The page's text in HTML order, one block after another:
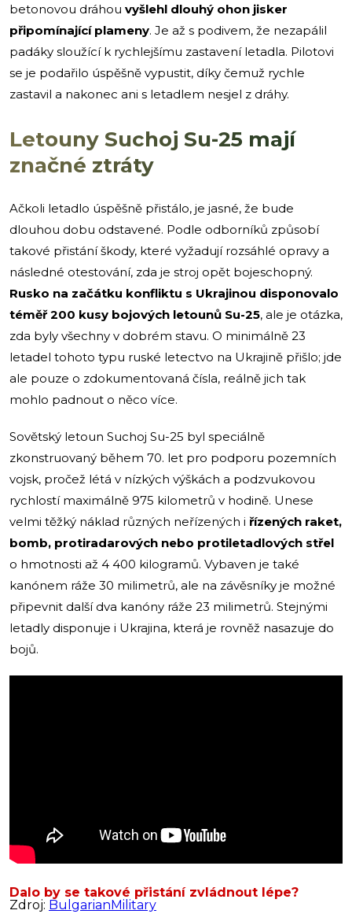
betonovou dráhou vyšlehl dlouhý ohon jisker
připomínající plameny. Je až s podivem, že nezapálil
padáky sloužící k rychlejšímu zastavení letadla. Pilotovi
se je podařilo úspěšně vypustit, díky čemuž rychle
zastavil a nakonec ani s letadlem nesjel z dráhy.
Letouny Suchoj Su-25 mají
značné ztráty
Ačkoli letadlo úspěšně přistálo, je jasné, že bude
dlouhou dobu odstavené. Podle odborníků způsobí
takové přistání škody, které vyžadují rozsáhlé opravy a
následné otestování, zda je stroj opět bojeschopný.
Rusko na začátku konfliktu s Ukrajinou disponovalo
téměř 200 kusy bojových letounů Su-25, ale je otázka,
zda byly všechny v dobrém stavu. O minimálně 23
letadel tohoto typu ruské letectvo na Ukrajině přišlo; jde
ale pouze o zdokumentovaná čísla, reálně jich tak
mohlo padnout o něco více.
Sovětský letoun Suchoj Su-25 byl speciálně
zkonstruovaný během 70. let pro podporu pozemních
vojsk, pročež létá v nízkých výškách a podzvukovou
rychlostí maximálně 975 kilometrů v hodině. Unese
velmi těžký náklad různých neřízených i řízených raket,
bomb, protiradarových nebo protiletadlových střel
o hmotnosti až 4 400 kilogramů. Vybaven je také
kanónem ráže 30 milimetrů, ale na závěsníky je možné
připevnit další dva kanóny ráže 23 milimetrů. Stejnými
letadly disponuje i Ukrajina, která je rovněž nasazuje do
bojů.
Dalo by se takové přistání zvládnout lépe?
Zdroj: BulgarianMilitary